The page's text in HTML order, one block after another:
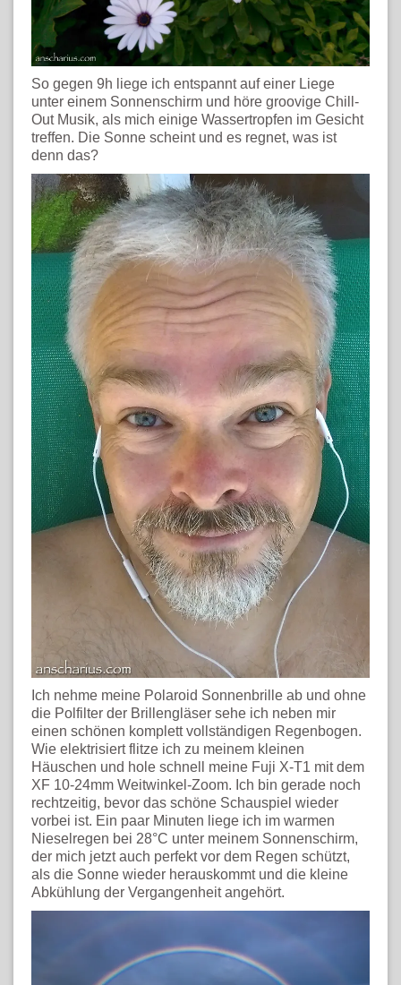
So gegen 9h liege ich entspannt auf einer Liege
unter einem Sonnenschirm und höre groovige Chill-
Out Musik, als mich einige Wassertropfen im Gesicht
treffen. Die Sonne scheint und es regnet, was ist
denn das?
Ich nehme meine Polaroid Sonnenbrille ab und ohne
die Polfilter der Brillengläser sehe ich neben mir
einen schönen komplett vollständigen Regenbogen.
Wie elektrisiert flitze ich zu meinem kleinen
Häuschen und hole schnell meine Fuji X-T1 mit dem
XF 10-24mm Weitwinkel-Zoom. Ich bin gerade noch
rechtzeitig, bevor das schöne Schauspiel wieder
vorbei ist. Ein paar Minuten liege ich im warmen
Nieselregen bei 28°C unter meinem Sonnenschirm,
der mich jetzt auch perfekt vor dem Regen schützt,
als die Sonne wieder herauskommt und die kleine
Abkühlung der Vergangenheit angehört.